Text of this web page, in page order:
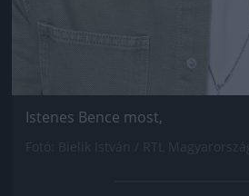
Istenes Bence most,